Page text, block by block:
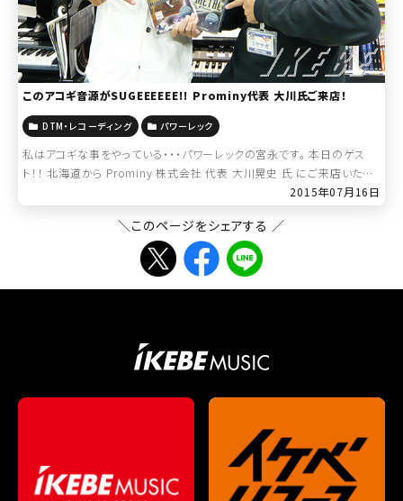
このアコギ音源がSUGEEEEEE!! Prominy代表 大川氏ご来店！
DTM・レコーディング パワーレック
私はアコギな事をやっている・・・パワーレックの宮永です。 本日のゲス
ト！！ 北海道から Prominy 株式会社 代表 大川晃史 氏 にご来店いただ
きました。 デモムービーの音を聴いても、これがソフト音源だとは信じら
れな […]
2015年07月16日
＼このページをシェアする ／